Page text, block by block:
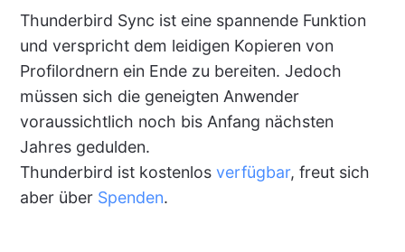
Thunderbird Sync ist eine spannende Funktion
und verspricht dem leidigen Kopieren von
Profilordnern ein Ende zu bereiten. Jedoch
müssen sich die geneigten Anwender
voraussichtlich noch bis Anfang nächsten
Jahres gedulden.
Thunderbird ist kostenlos verfügbar, freut sich
aber über Spenden.